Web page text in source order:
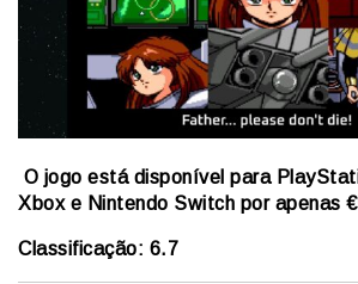
O jogo está disponível para
Xbox e Nintendo Switch por apenas
Classificação: 6.7